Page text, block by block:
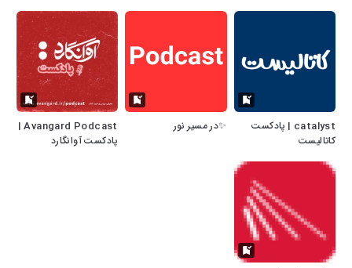
catalyst | پادکست
کاتالیست
✨در مسیر نور
Avangard Podcast |
پادکست آوانگارد